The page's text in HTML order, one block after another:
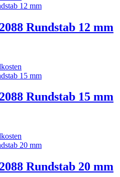
Rundstab 12 mm
Rundstab 15 mm
Rundstab 20 mm